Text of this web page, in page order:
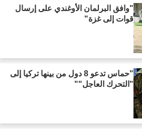
"وافق البرلمان الأوغندي على إرسال
قوات إلى غزة"
"حماس تدعو 8 دول من بينها تركيا إلى
"التحرك العاجل""